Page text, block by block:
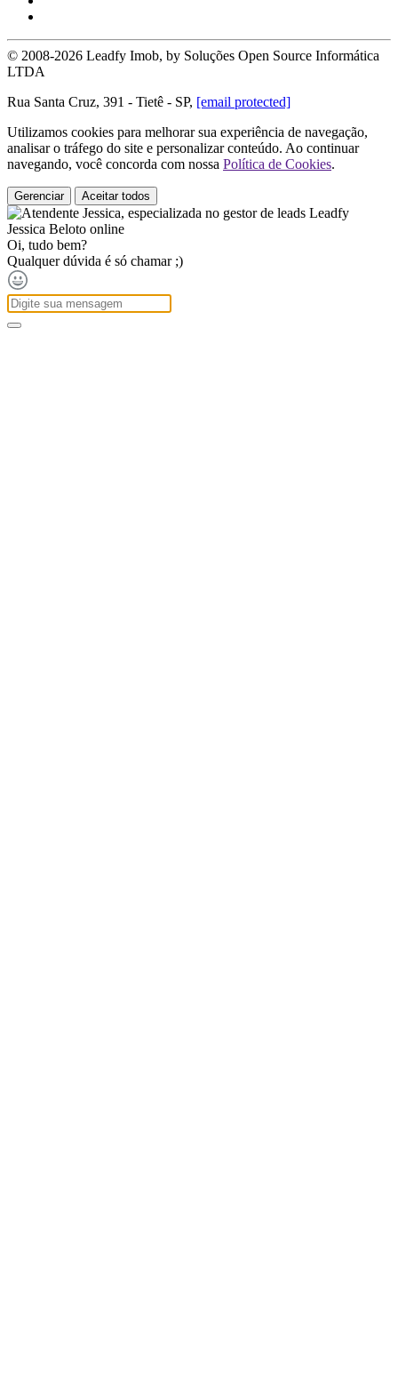
© 2008-2026 Leadfy Imob, by Soluções Open Source Informática
LTDA
Rua Santa Cruz, 391 - Tietê - SP, [email protected]
Utilizamos cookies para melhorar sua experiência de navegação,
analisar o tráfego do site e personalizar conteúdo. Ao continuar
navegando, você concorda com nossa Política de Cookies.
Gerenciar Aceitar todos
Jessica Beloto online
Oi, tudo bem?
Qualquer dúvida é só chamar ;)